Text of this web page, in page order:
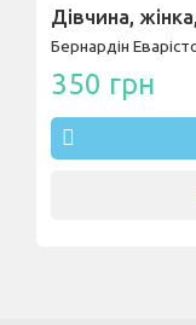
Дівчина,
Бернардін
350 грн